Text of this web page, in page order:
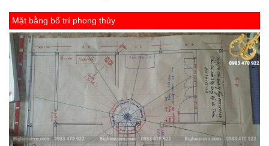
Mặt bằng bố trí phong thủy